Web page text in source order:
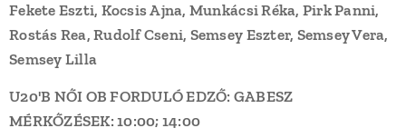
Fekete Eszti, Kocsis Ajna, Munkácsi Réka, Pirk Panni,
Rostás Rea, Rudolf Cseni, Semsey Eszter, Semsey Vera,
Semsey Lilla
U20'B NŐI OB FORDULÓ EDZŐ: GABESZ
MÉRKŐZÉSEK: 10:00; 14:00